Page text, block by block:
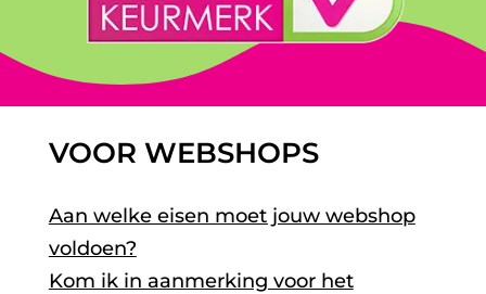
VOOR WEBSHOPS
Aan welke eisen moet jouw webshop
voldoen?
Kom ik in aanmerking voor het